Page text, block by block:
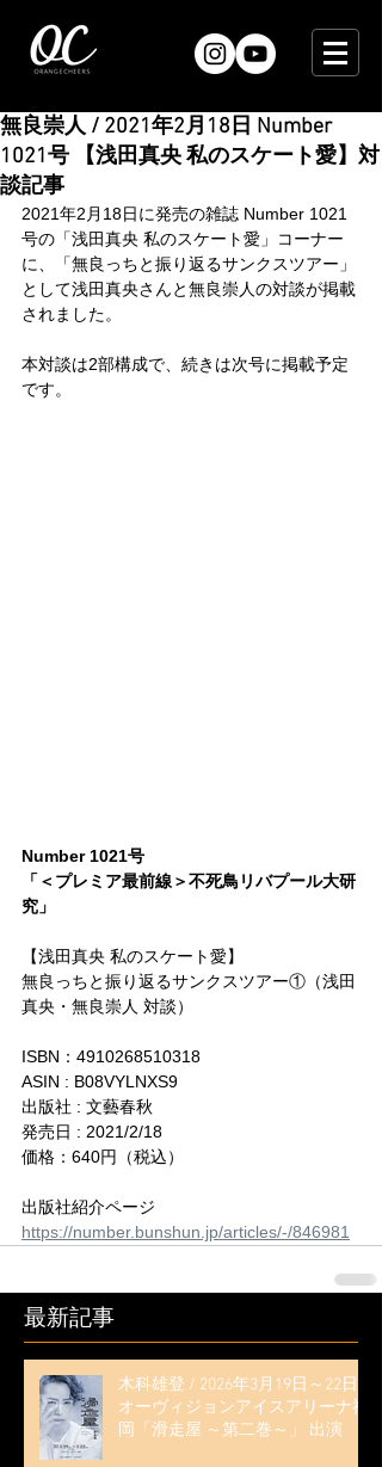
無良崇人 / 2021年2月18日 Number
1021号 【浅田真央 私のスケート愛】対
談記事
2021年2月18日に発売の雑誌 Number 1021
号の「浅田真央 私のスケート愛」コーナー
に、「無良っちと振り返るサンクスツアー」
として浅田真央さんと無良崇人の対談が掲載
されました。
本対談は2部構成で、続きは次号に掲載予定
です。
Number 1021号
「＜プレミア最前線＞不死鳥リバプール大研
究」
【浅田真央 私のスケート愛】
無良っちと振り返るサンクスツアー①（浅田
真央・無良崇人 対談）
ISBN：4910268510318
ASIN : B08VYLNXS9
出版社 : 文藝春秋
発売日 : 2021/2/18
価格：640円（税込）
出版社紹介ページ
https://number.bunshun.jp/articles/-/846981
最新記事
木科雄登 / 2026年3月19日～22日
オーヴィジョンアイスアリーナ福
岡「滑走屋 ～第二巻～」 出演